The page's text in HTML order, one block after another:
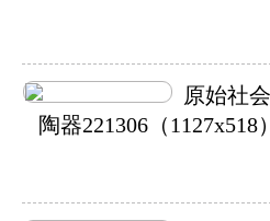
原始社
陶器221306（1127x518）